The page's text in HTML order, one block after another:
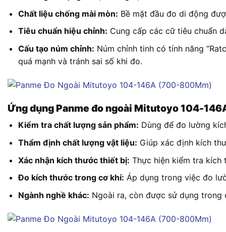
Chất liệu chống mài mòn: Bề mặt đầu đo di động
Tiêu chuẩn hiệu chỉnh: Cung cấp các cữ tiêu chuẩn
Cấu tạo núm chỉnh: Núm chỉnh tinh có tính năng
quá mạnh và tránh sai số khi đo.
Ứng dụng Panme đo ngoài Mitutoyo 104-
Kiểm tra chất lượng sản phẩm: Dùng để đo lường
Thẩm định chất lượng vật liệu: Giúp xác định kích
Xác nhận kích thước thiết bị: Thực hiện kiểm tra
Đo kích thước trong cơ khí: Áp dụng trong việc đo
Ngành nghề khác: Ngoài ra, còn được sử dụng